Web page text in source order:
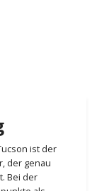
ist der
der genau
Bei der